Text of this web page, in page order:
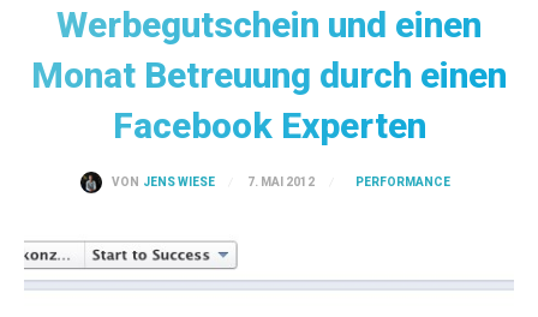
Werbegutschein und einen
Monat Betreuung durch einen
Facebook Experten
VON JENS WIESE 7. MAI 2012 PERFORMANCE